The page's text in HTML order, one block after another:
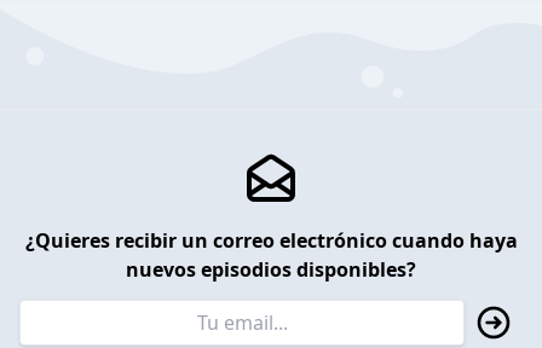
¿Quieres recibir un correo electrónico cuando haya
nuevos episodios disponibles?